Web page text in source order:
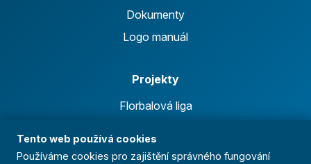
Dokumenty
Logo manuál
Projekty
Florbalová liga
Ficep
Tento web používá cookies
Používáme cookies pro zajištění správného fungování